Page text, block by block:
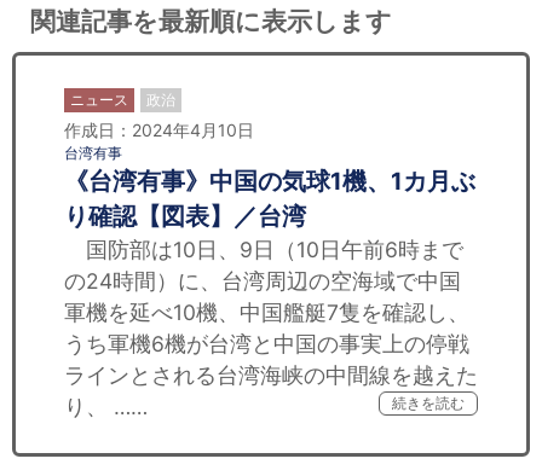
関連記事を最新順に表示します
ニュース 政治
作成日：2024年4月10日
台湾有事
《台湾有事》中国の気球1機、1カ月ぶ
り確認【図表】／台湾
国防部は10日、9日（10日午前6時まで
の24時間）に、台湾周辺の空海域で中国
軍機を延べ10機、中国艦艇7隻を確認し、
うち軍機6機が台湾と中国の事実上の停戦
ラインとされる台湾海峡の中間線を越えた
り、 ……
続きを読む